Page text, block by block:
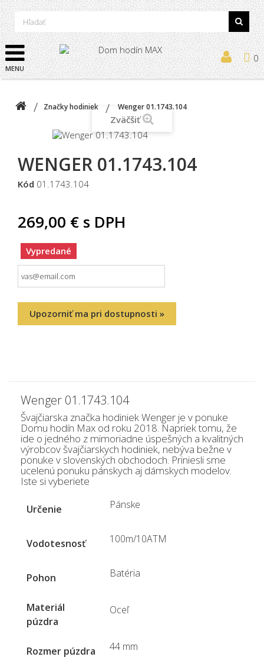
MENU
0
Značky hodiniek Wenger 01.1743.104
Zväčšiť
WENGER 01.1743.104
Kód 01.1743.104
269,00 € s DPH
Vypredané
Upozorniť ma pri dostupnosti »
Wenger 01.1743.104
Švajčiarska značka hodiniek Wenger je v ponuke
Domu hodín Max od roku 2018. Napriek tomu, že
ide o jedného z mimoriadne úspešných a kvalitných
výrobcov švajčiarskych hodiniek, nebýva bežne v
ponuke v slovenských obchodoch. Priniesli sme
ucelenú ponuku pánskych aj dámskych modelov.
Iste si vyberiete
Určenie Pánske
Vodotesnosť 100m/10ATM
Pohon Batéria
Materiál
púzdra
Oceľ
Rozmer púzdra 44 mm